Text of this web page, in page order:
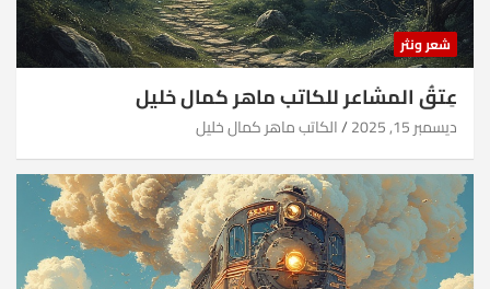
شعر ونثر
عِتقُ المشاعر للكاتب ماهر كمال خليل
ديسمبر 15, 2025 الكاتب ماهر كمال خليل